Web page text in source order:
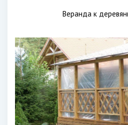
Веранда к